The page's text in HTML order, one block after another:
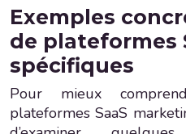
Exemples
de plateformes
spécifiques
Pour mieux
plateformes SaaS